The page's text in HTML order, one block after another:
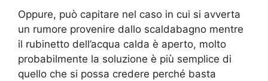
Oppure, può capitare nel caso in cui si avverta
un rumore provenire dallo scaldabagno mentre
il rubinetto dell’acqua calda è aperto, molto
probabilmente la soluzione è più semplice di
quello che si possa credere perché basta